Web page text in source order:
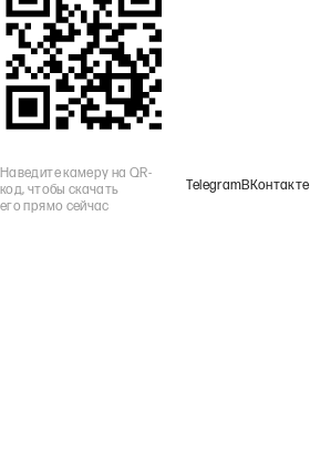
Наведите камеру на QR-
код, чтобы скачать
его прямо сейчас
TelegramВКонтакте